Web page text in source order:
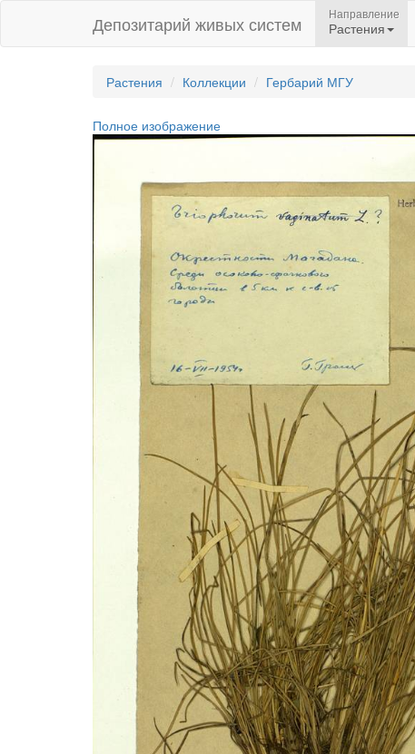
Депозитарий живых систем Направление
Растения
Растения Коллекции Гербарий МГУ
Полное изображение